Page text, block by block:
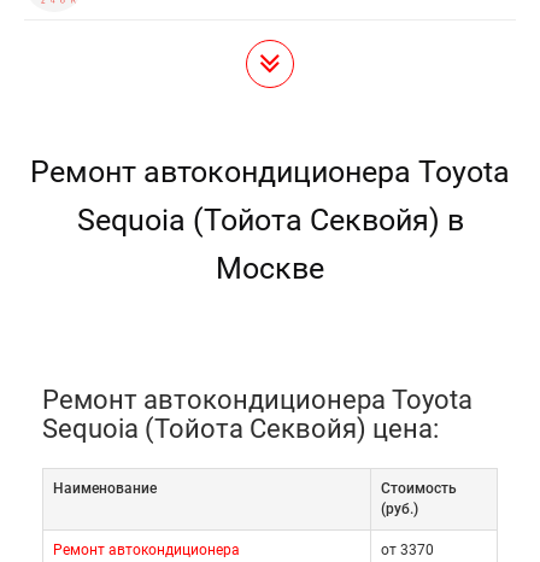
Ремонт автокондиционера Toyota
Sequoia (Тойота Секвойя) в
Москве
Ремонт автокондиционера Toyota
Sequoia (Тойота Секвойя) цена:
Наименование
Cтоимость
(руб.)
Ремонт автокондиционера от 3370